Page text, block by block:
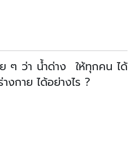
ๆ ว่า น้ำด่าง ให้ทุกคน ได้
งกาย ได้อย่างไร ?